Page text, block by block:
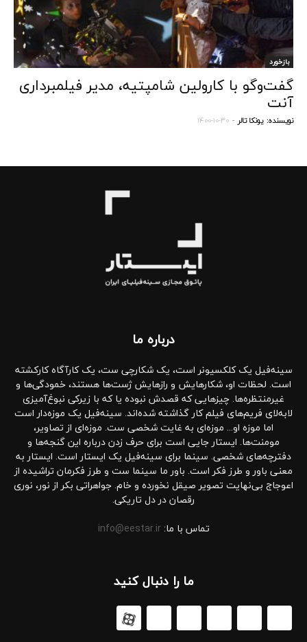
بازخورد
گفت‌وگو با کارولین شامپتیه، مدیر فیلمبرداری
آنت
نویسنده: یونکا تالر - ۱۴۰۰-۱۰-۳۰
درباره‌ ما
سینه‌فیل یک کلکسیونر است، یک شکارچی ست، یک کارآگاه کارکشته
است. لحظات او، شکارهایش و رازهایش ژست‌ها هستند، خمودگی‌ها و
غیرمنتظره‌ها. چیزهایی که قصدش نبوده یا که با زیرکی نبوغ‌آمیزی
لابه‌لای فریم‌های فیلم کار گذاشته شده‌اند. سینه‌فیل یک موزه‌دار است
اما موزه او... موزه‌ای به غایت شخصی ست. موزه‌ای از تصاویر،
مومنت‌ها. ایستار جایی است برای حرف زدن درباره این گنجه‌ها و
دفترچه‌های شخصی. سینما برای سینه‌فیل یک ایستار است. ایستار به
معنی باور و طرز فکر است. باور ما سینما ست و طرز فکرمان تراشیده از
اعوجاج بی‌نهایت تصویر صیقل نخورده و خام. جواهراتی بکر از نور، نوری
رقصان در دل تاریکی.
تماس با ما:info@eestar.ir
ما را دنبال کنید